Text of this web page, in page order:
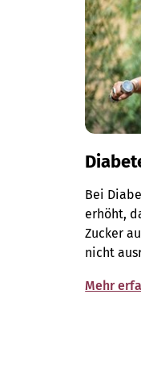
Bei
erhöht,
Zucker
nicht
Mehr